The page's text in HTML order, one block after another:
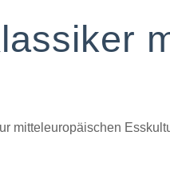
mitteleuropäischen